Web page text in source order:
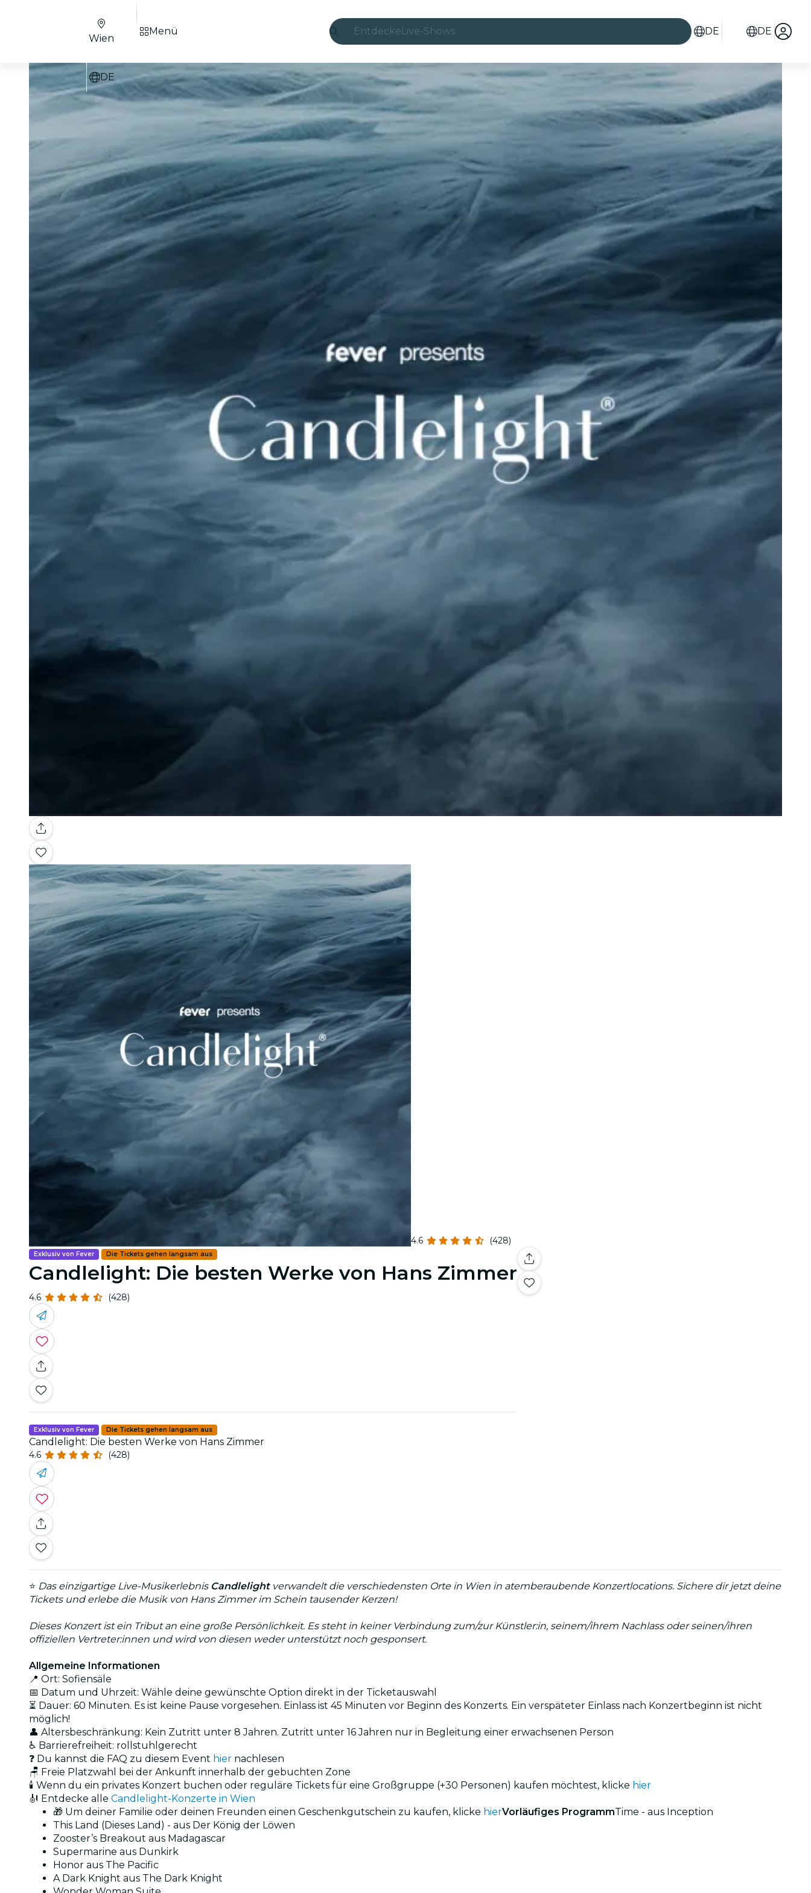
EntdeckeLive-Shows
Candlelight
London
São Paulo
Stadttouren
Restaurants
DE DE
Wien
DE
Menü
Galerie
4.6 (428)
Exklusiv von Fever Die Tickets gehen langsam aus
Candlelight: Die besten Werke von Hans Zimmer
4.6 (428)
Exklusiv von Fever Die Tickets gehen langsam aus
Candlelight: Die besten Werke von Hans Zimmer
4.6 (428)
⭐ Das einzigartige Live-Musikerlebnis Candlelightverwandelt die verschiedensten Orte in Wien in atemberaubende Konzertlocations. Sichere dir jetzt deine
Tickets und erlebe die Musik von Hans Zimmer im Schein tausender Kerzen!
Dieses Konzert ist ein Tribut an eine große Persönlichkeit. Es steht in keiner Verbindung zum/zur Künstler:in, seinem/ihrem Nachlass oder seinen/ihren
offiziellen Vertreter:innen und wird von diesen weder unterstützt noch gesponsert.
Allgemeine Informationen
📍 Ort: Sofiensäle
📅 Datum und Uhrzeit: Wähle deine gewünschte Option direkt in der Ticketauswahl
⏳ Dauer: 60 Minuten. Es ist keine Pause vorgesehen. Einlass ist 45 Minuten vor Beginn des Konzerts. Ein verspäteter Einlass nach Konzertbeginn ist nicht
möglich!
👤 Altersbeschränkung: Kein Zutritt unter 8 Jahren. Zutritt unter 16 Jahren nur in Begleitung einer erwachsenen Person
♿ Barrierefreiheit: rollstuhlgerecht
❓ Du kannst die FAQ zu diesem Event hier nachlesen
🪑 Freie Platzwahl bei der Ankunft innerhalb der gebuchten Zone
🕯️ Wenn du ein privates Konzert buchen oder reguläre Tickets für eine Großgruppe (+30 Personen) kaufen möchtest, klicke hier
🎻 Entdecke alle Candlelight-Konzerte in Wien
🎁 Um deiner Familie oder deinen Freunden einen Geschenkgutschein zu kaufen, klicke hierVorläufiges ProgrammTime - aus Inception
This Land (Dieses Land) - aus Der König der Löwen
Zooster’s Breakout aus Madagascar
Supermarine aus Dunkirk
Honor aus The Pacific
A Dark Knight aus The Dark Knight